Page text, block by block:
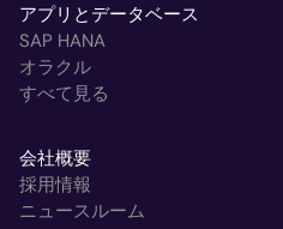
アプリとデータベース
SAP HANA
オラクル
すべて見る
会社概要
採用情報
ニュースルーム